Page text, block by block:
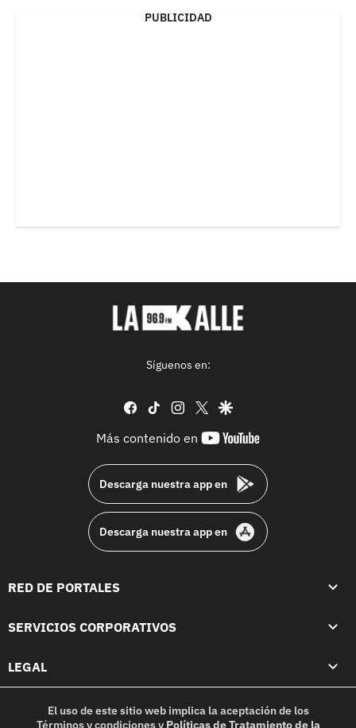
PUBLICIDAD
Síguenos en:
facebook
tiktok instagram
twittergoogle
Más contenido en
youtube-
Descarga nuestra app en
Descarga nuestra app en
RED DE PORTALES
SERVICIOS CORPORATIVOS
LEGAL
El uso de este sitio web implica la aceptación de los
Términos y condicionesy Políticas de Tratamiento de la